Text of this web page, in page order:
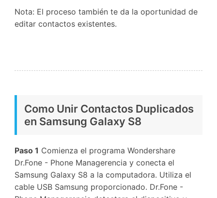
Nota: El proceso también te da la oportunidad de
editar contactos existentes.
Como Unir Contactos Duplicados
en Samsung Galaxy S8
Paso 1 Comienza el programa Wondershare
Dr.Fone - Phone Managerencia y conecta el
Samsung Galaxy S8 a la computadora. Utiliza el
cable USB Samsung proporcionado. Dr.Fone -